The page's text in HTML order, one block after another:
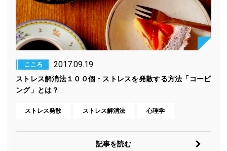
こころ 2017.09.19
ストレス解消法１００個・ストレスを発散する方法「コーピ
ング」とは？
ストレス発散 ストレス解消法 心理学
記事を読む